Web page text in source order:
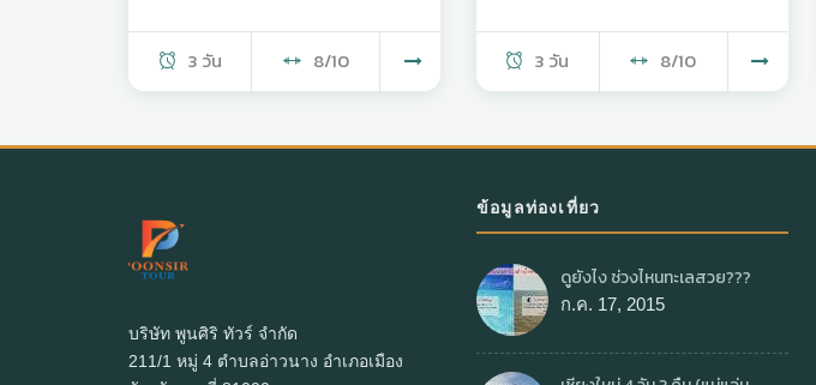
3 วัน 8/10 3 วัน 8/10
บริษัท พูนศิริ ทัวร์ จำกัด
211/1 หมู่ 4 ตำบลอ่าวนาง อำเภอเมือง
ข้อมูลท่องเที่ยว
ดูยังไง ช่วงไหนทะเลสวย???
ก.ค. 17, 2015